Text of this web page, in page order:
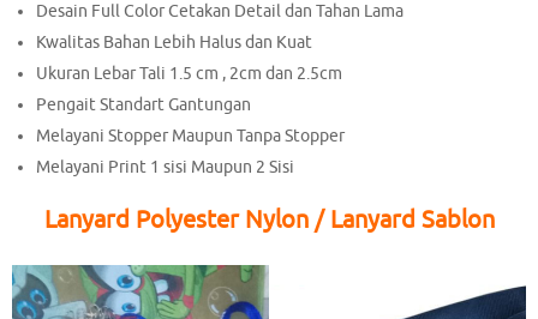
Desain Full Color Cetakan Detail dan Tahan Lama
Kwalitas Bahan Lebih Halus dan Kuat
Ukuran Lebar Tali 1.5 cm , 2cm dan 2.5cm
Pengait Standart Gantungan
Melayani Stopper Maupun Tanpa Stopper
Melayani Print 1 sisi Maupun 2 Sisi
Lanyard Polyester Nylon / Lanyard Sablon